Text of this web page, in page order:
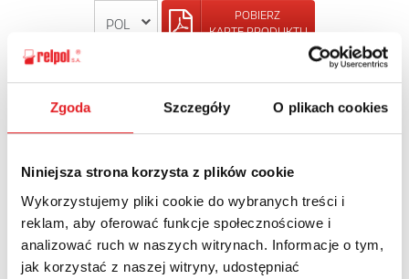
Zgoda Szczegóły O plikach cookies
Niniejsza strona korzysta z plików cookie
Wykorzystujemy pliki cookie do wybranych treści i
reklam, aby oferować funkcje społecznościowe i
analizować ruch w naszych witrynach. Informacje o tym,
jak korzystać z naszej witryny, udostępniać
POBIERZ
KARTĘ PRODUKTU
POWRÓT
Zapytaj o szczegóły oferty
Imię i nazwisko: *